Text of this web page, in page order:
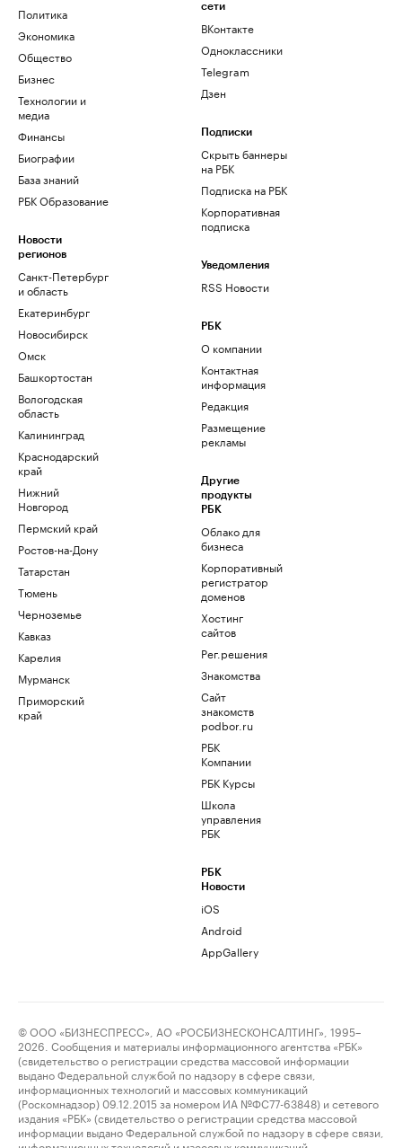
Политика
Экономика
Общество
Бизнес
Технологии и
медиа
Финансы
Биографии
База знаний
РБК Образование
Новости
регионов
Санкт-Петербург
и область
Екатеринбург
Новосибирск
Омск
Башкортостан
Вологодская
область
Калининград
Краснодарский
край
Нижний
Новгород
Пермский край
Ростов-на-Дону
Татарстан
Тюмень
Черноземье
Кавказ
Карелия
Мурманск
Приморский
край
сети
ВКонтакте
Одноклассники
Telegram
Дзен
Подписки
Скрыть баннеры
на РБК
Подписка на РБК
Корпоративная
подписка
Уведомления
RSS Новости
РБК
О компании
Контактная
информация
Редакция
Размещение
рекламы
Другие
продукты
РБК
Облако для
бизнеса
Корпоративный
регистратор
доменов
Хостинг
сайтов
Рег.решения
Знакомства
Сайт
знакомств
podbor.ru
РБК
Компании
РБК Курсы
Школа
управления
РБК
РБК
Новости
iOS
Android
AppGallery
© ООО «БИЗНЕСПРЕСС», АО «РОСБИЗНЕСКОНСАЛТИНГ», 1995–
2026. Сообщения и материалы информационного агентства «РБК»
(свидетельство о регистрации средства массовой информации
выдано Федеральной службой по надзору в сфере связи,
информационных технологий и массовых коммуникаций
(Роскомнадзор) 09.12.2015 за номером ИА №ФС77-63848) и сетевого
издания «РБК» (свидетельство о регистрации средства массовой
информации выдано Федеральной службой по надзору в сфере связи,